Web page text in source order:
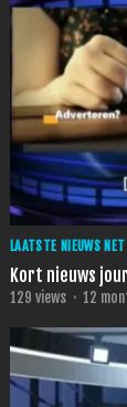
LAATSTE NIEUWS NET
Kort nieuws
129 views · 12